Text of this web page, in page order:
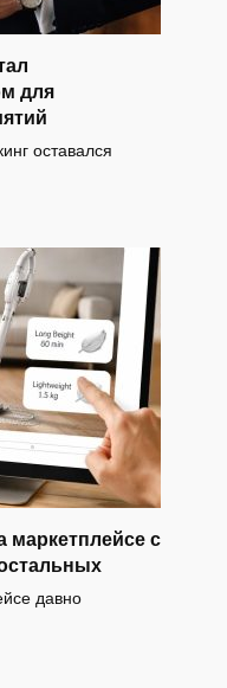
для
оставался
маркетплейсе с
давно